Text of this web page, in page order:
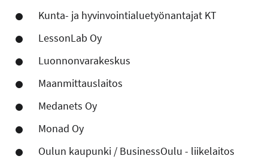
Kunta- ja hyvinvointialuetyönantajat KT
LessonLab Oy
Luonnonvarakeskus
Maanmittauslaitos
Medanets Oy
Monad Oy
Oulun kaupunki / BusinessOulu - liikelaitos